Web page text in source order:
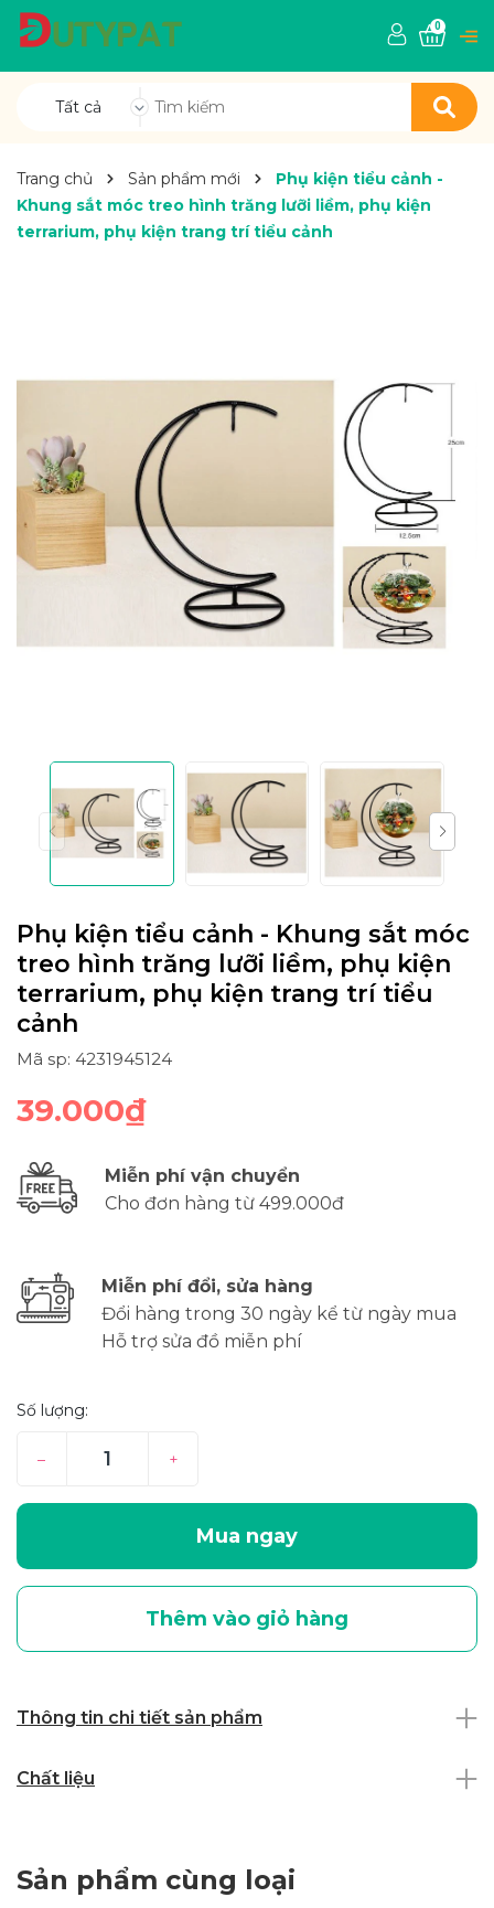
Tất cả
0
Trang chủ Sản phẩm mới
Phụ kiện tiểu cảnh -
Khung sắt móc treo hình trăng lưỡi liềm, phụ kiện
terrarium, phụ kiện trang trí tiểu cảnh
Phụ kiện tiểu cảnh - Khung sắt móc
treo hình trăng lưỡi liềm, phụ kiện
terrarium, phụ kiện trang trí tiểu
cảnh
Mã sp: 4231945124
39.000₫
Miễn phí vận chuyển
Cho đơn hàng từ 499.000đ
Miễn phí đổi, sửa hàng
Đổi hàng trong 30 ngày kể từ ngày mua
Hỗ trợ sửa đồ miễn phí
Số lượng:
– +
Mua ngay
Thêm vào giỏ hàng
Thông tin chi tiết sản phẩm
Chất liệu
Sản phẩm cùng loại